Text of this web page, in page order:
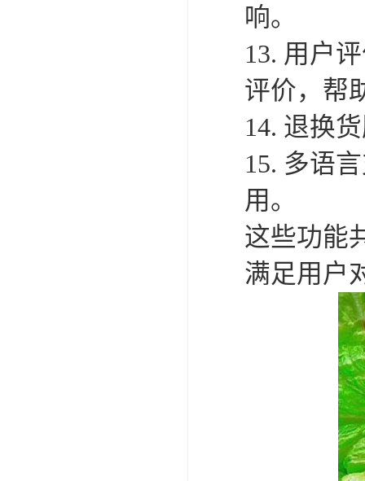
响。
13. 用户
评价，帮
14. 退换
15. 多语
用。
这些功能
满足用户